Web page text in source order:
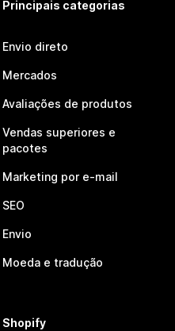
Principais categorias
Envio direto
Mercados
Avaliações de produtos
Vendas superiores e
pacotes
Marketing por e-mail
SEO
Envio
Moeda e tradução
Shopify